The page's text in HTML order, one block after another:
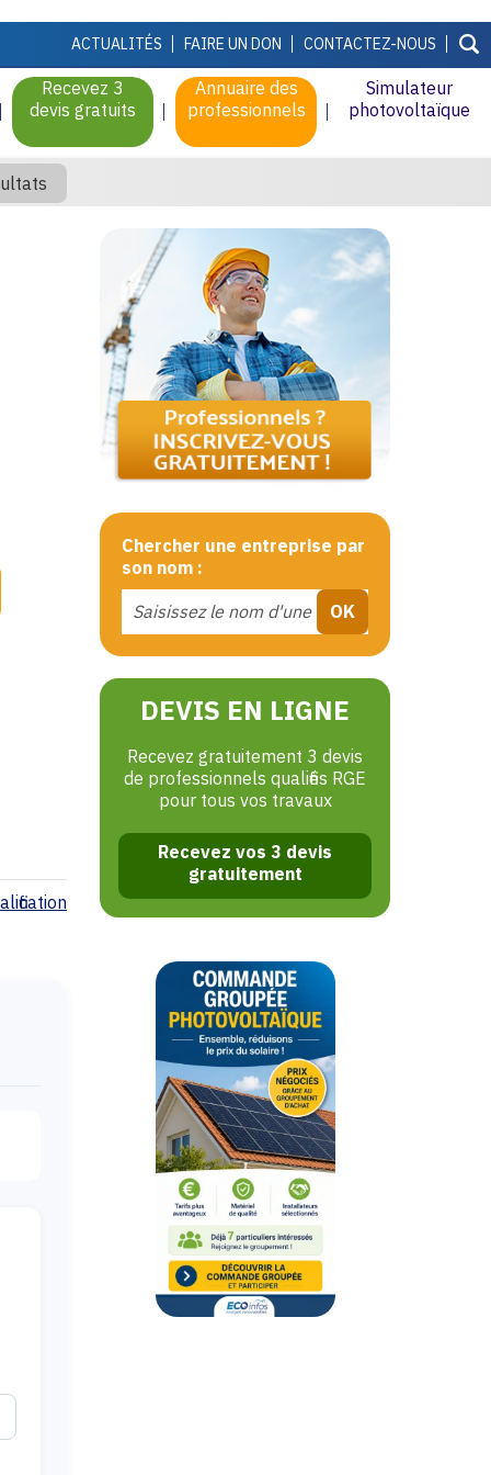
ACTUALITÉS FAIRE UN DON CONTACTEZ-NOUS
Recevez 3
devis gratuits
Annuaire des
professionnels
Simulateur
photovoltaïque
Chercher une entreprise par
son nom :
DEVIS EN LIGNE
Recevez gratuitement 3 devis
de professionnels qualifiés RGE
pour tous vos travaux
Recevez vos 3 devis
gratuitement